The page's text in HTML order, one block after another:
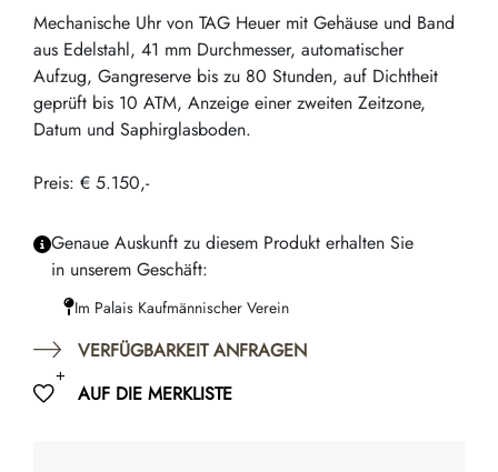
Mechanische Uhr von TAG Heuer mit Gehäuse und Band
aus Edelstahl, 41 mm Durchmesser, automatischer
Aufzug, Gangreserve bis zu 80 Stunden, auf Dichtheit
geprüft bis 10 ATM, Anzeige einer zweiten Zeitzone,
Datum und Saphirglasboden.
Preis: € 5.150,-
Genaue Auskunft zu diesem Produkt erhalten Sie
in unserem Geschäft:
Im Palais Kaufmännischer Verein
VERFÜGBARKEIT ANFRAGEN
AUF DIE MERKLISTE